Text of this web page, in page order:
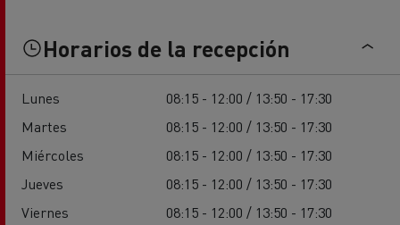
Horarios de la recepción
Lunes
08:15 - 12:00 / 13:50 - 17:30
Martes
08:15 - 12:00 / 13:50 - 17:30
Miércoles
08:15 - 12:00 / 13:50 - 17:30
Jueves
08:15 - 12:00 / 13:50 - 17:30
Viernes
08:15 - 12:00 / 13:50 - 17:30